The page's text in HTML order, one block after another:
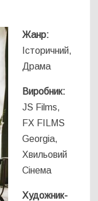
Жанр:
Історичний,
Драма
Виробник:
JS Films,
FX FILMS
Georgia,
Хвильовий
Сінема
Художник-